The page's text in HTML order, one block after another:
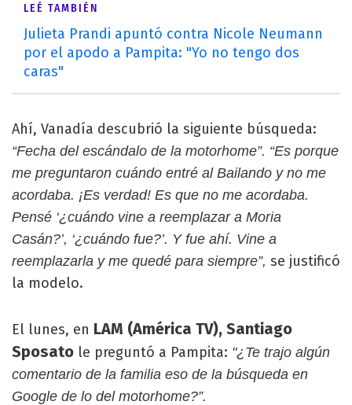
LEÉ TAMBIÉN
Julieta Prandi apuntó contra Nicole Neumann
por el apodo a Pampita: "Yo no tengo dos
caras"
Ahí, Vanadía descubrió la siguiente búsqueda:
“Fecha del escándalo de la motorhome”. “Es porque
me preguntaron cuándo entré al Bailando y no me
acordaba. ¡Es verdad! Es que no me acordaba.
Pensé ‘¿cuándo vine a reemplazar a Moria
Casán?’, ‘¿cuándo fue?’. Y fue ahí. Vine a
reemplazarla y me quedé para siempre”, se justificó
la modelo.
El lunes, en LAM (América TV), Santiago
Sposato le preguntó a Pampita: "¿Te trajo algún
comentario de la familia eso de la búsqueda en
Google de lo del motorhome?”.